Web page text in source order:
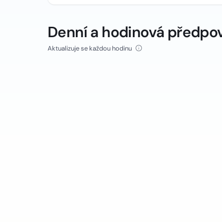
Denní a hodinová
Aktualizuje se každou hodinu